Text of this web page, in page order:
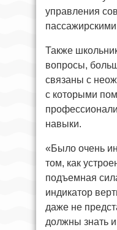
управления
Также
вопросы,
связаны с
с которыми
навыки.
«Было очень
том, как
подъемная
индикатор
даже не
должны знать